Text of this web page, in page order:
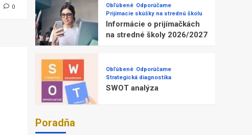
0 Obľúbené Odporúčame
Prijímacie skúšky na strednú školu
Informácie o prijímačkách
na stredné školy 2026/2027
Obľúbené Odporúčame
Strategická diagnostika
SWOT analýza
Poradňa